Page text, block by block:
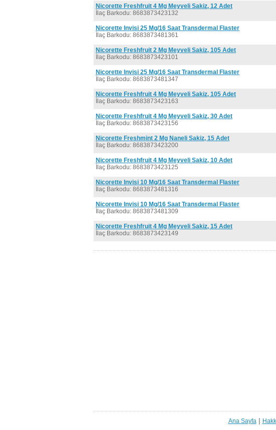
Nicorette Freshfruit 4 Mg Meyveli Sakiz, 12 Adet
İlaç Barkodu: 8683873423132
Nicorette Invisi 25 Mg/16 Saat Transdermal Flaster
İlaç Barkodu: 8683873481361
Nicorette Freshfruit 2 Mg Meyveli Sakiz, 105 Adet
İlaç Barkodu: 8683873423101
Nicorette Invisi 25 Mg/16 Saat Transdermal Flaster
İlaç Barkodu: 8683873481347
Nicorette Freshfruit 4 Mg Meyveli Sakiz, 105 Adet
İlaç Barkodu: 8683873423163
Nicorette Freshfruit 4 Mg Meyveli Sakiz, 30 Adet
İlaç Barkodu: 8683873423156
Nicorette Freshmint 2 Mg Naneli Sakiz, 15 Adet
İlaç Barkodu: 8683873423200
Nicorette Freshfruit 4 Mg Meyveli Sakiz, 10 Adet
İlaç Barkodu: 8683873423125
Nicorette Invisi 10 Mg/16 Saat Transdermal Flaster
İlaç Barkodu: 8683873481316
Nicorette Invisi 10 Mg/16 Saat Transdermal Flaster
İlaç Barkodu: 8683873481309
Nicorette Freshfruit 4 Mg Meyveli Sakiz, 15 Adet
İlaç Barkodu: 8683873423149
Ana Sayfa |